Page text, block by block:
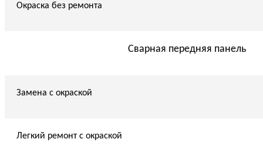
Окраска без ремонта
Сварная передняя панель
Замена с окраской
Легкий ремонт с окраской